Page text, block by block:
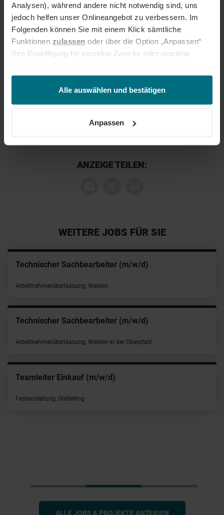
Analysen), während andere nicht notwendig sind, uns
jedoch helfen unser Onlineangebot zu verbessern. Im
Folgenden können Sie mit einem Klick sämtliche
Funktionen zulassen oder über die Option „Anpassen“
Ihre Einwilligung für einzelne Zwecke oder einzelne
jederzeit über unserenCookie-Hinweisaufrufen
und/oder nachträglich jederzeit anpassen. Weitere
Informationen erhalten Sie über unseren
Alle auswählen und bestätigen
Anpassen
Jetzt bewerben
Ihre Ansprechperson
+49 234 927 821 28
ANZEIGE TEILEN:
WEITERE JOBS FÜR SIE
Technischer Sachbearbeiter (m/w/d)
Arbeitnehmerüberlassung, Weiden
Technischer Sachbearbeiter (m/w/d)
Arbeitnehmerüberlassung, Weiden in der Oberpfalz
Teamleiter Einkauf (m/w/d)
Festanstellung, Gräfelfing
ALLE JOBS & PROJEKTE ANZEIGEN